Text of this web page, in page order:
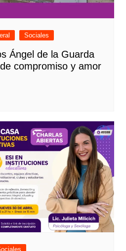
Sociales
Ángel de la Guarda
compromiso y amor